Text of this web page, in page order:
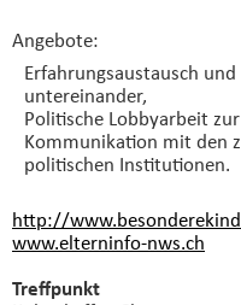
Angebote:
Erfahrungsaustausch
untereinander,
Politische Lobbyarbeit
Kommunikation mit den
politischen Institutionen.
http://
www.elterninfo-nws.ch
Treffpunkt